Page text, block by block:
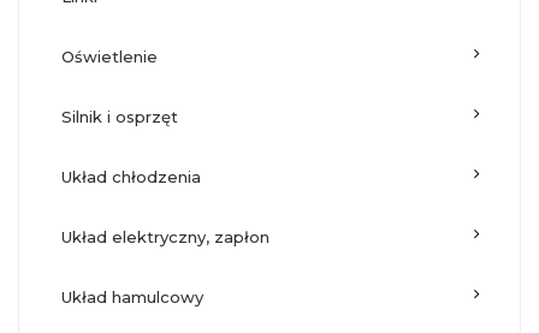
oświetlenie
silnik i osprzęt
układ chłodzenia
układ elektryczny, zapłon
układ hamulcowy